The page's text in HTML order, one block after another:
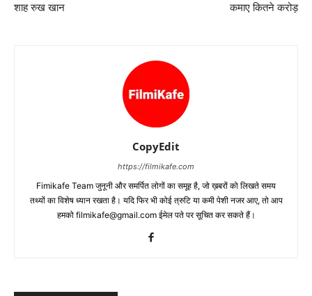
शाह रुख खान
कमाए कितने करोड़
CopyEdit
https://filmikafe.com
Fimikafe Team जुनूनी और समर्पित लोगों का समूह है, जो ख़बरों को लिखते समय
तथ्‍यों का विशेष ध्‍यान रखता है। यदि फिर भी कोई त्रुटि या कमी पेशी नजर आए, तो आप
हमको filmikafe@gmail.com ईमेल पते पर सूचित कर सकते हैं।